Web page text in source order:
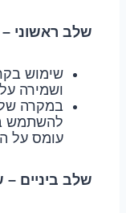
שלב ראשוני –
שימוש
ושמירה
במקרה של
להשתמש
עומס על
שלב ביניים –